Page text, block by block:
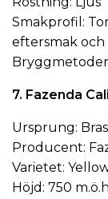
Smakprofil:
eftersmak
7. Fazenda
Ursprung:
Producent:
Varietet:
Höjd: 750